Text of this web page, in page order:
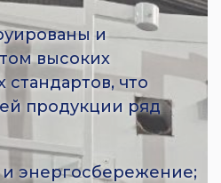
и
высоких
что
продукции ряд
и энергосбережение;